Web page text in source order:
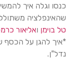
כנסו וגלה איך
שהאינפלציה
טל בוימן ואליאור
*איך להגן על
נדל"ן.